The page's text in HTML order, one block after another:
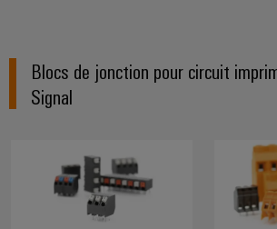
et
de
Pétrole
et
gaz
Sécurisation
Plateforme
easyConnect
Contrôleur
Alimentations
Protection
contre
eShop
INTERFACE
EDI
Blocs de jonction pour circuit
Signal